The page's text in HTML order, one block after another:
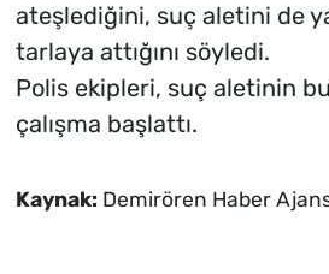
ateşlediğini, suç aletini de
tarlaya attığını söyledi.
Polis ekipleri, suç aletinin
çalışma başlattı.
Kaynak: Demirören Haber